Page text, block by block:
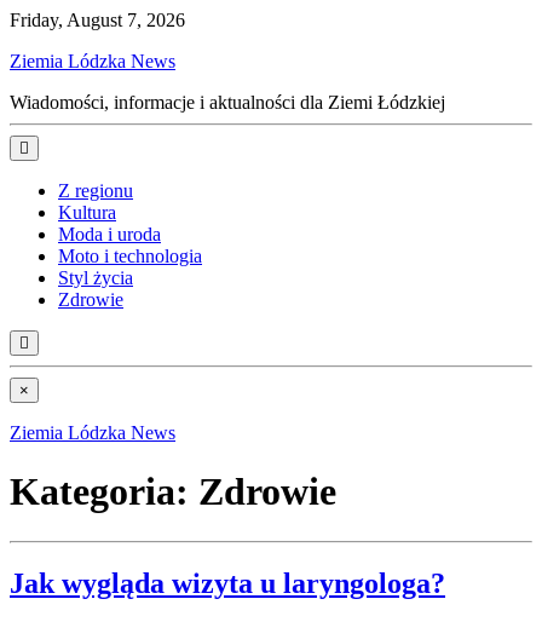
Friday, August 7, 2026
Ziemia Lódzka News
Wiadomości, informacje i aktualności dla Ziemi Łódzkiej
Z regionu
Kultura
Moda i uroda
Moto i technologia
Styl życia
Zdrowie
×
Ziemia Lódzka News
Kategoria: Zdrowie
Jak wygląda wizyta u laryngologa?